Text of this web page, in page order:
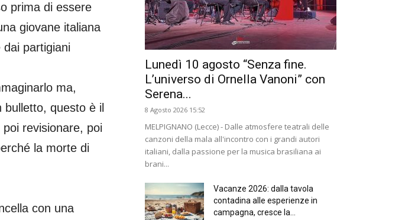
prima di essere
giovane italiana
partigiani
ma,
questo è il
revisionare, poi
la morte di
con una
Lunedì 10 agosto “Senza fine.
L’universo di Ornella Vanoni” con
Serena...
8 Agosto 2026 15:52
MELPIGNANO (Lecce) - Dalle atmosfere teatrali delle
canzoni della mala all'incontro con i grandi autori
italiani, dalla passione per la musica brasiliana ai
brani...
Vacanze 2026: dalla tavola
contadina alle esperienze in
campagna, cresce la...